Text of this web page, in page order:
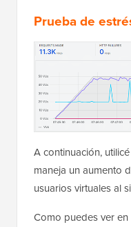
Prueba de
A continuación,
maneja un aumento
usuarios virtuales al
Como puedes ver